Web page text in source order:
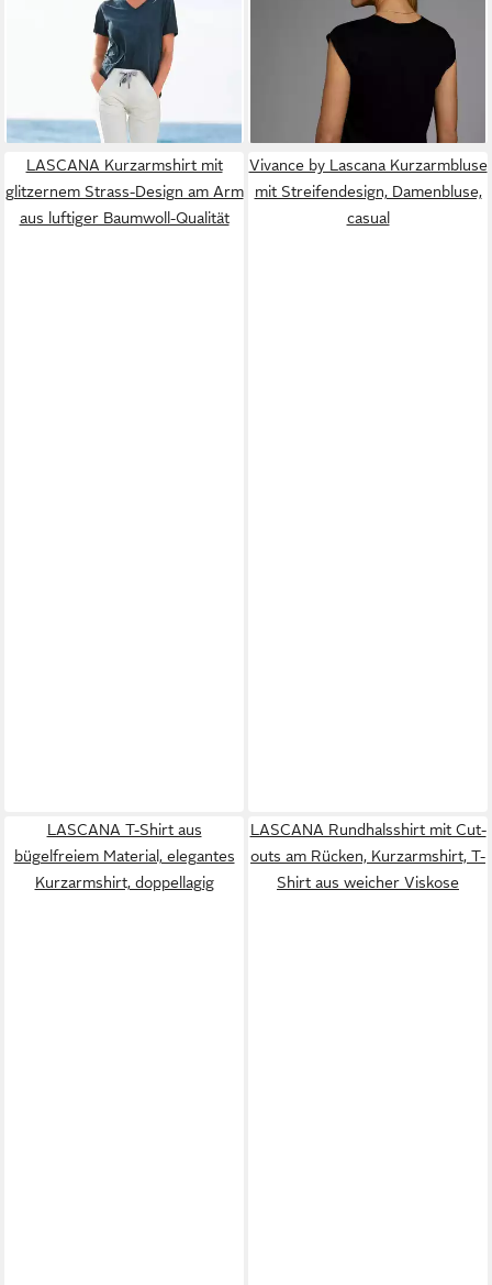
Kurzarmshirt aus Baumwoll-
29,99 €
Kurzarm, unifarben, Rundhals,
für Freizeit und Alltag
UVP14,99 €
LASCANA Kurzarmshirt mit
glitzernem Strass-Design am Arm
aus luftiger Baumwoll-Qualität
Vivance by Lascana Kurzarmbluse
mit Streifendesign, Damenbluse,
casual
LASCANA T-Shirt aus
bügelfreiem Material, elegantes
Kurzarmshirt, doppellagig
LASCANA Rundhalsshirt mit Cut-
outs am Rücken, Kurzarmshirt, T-
Shirt aus weicher Viskose